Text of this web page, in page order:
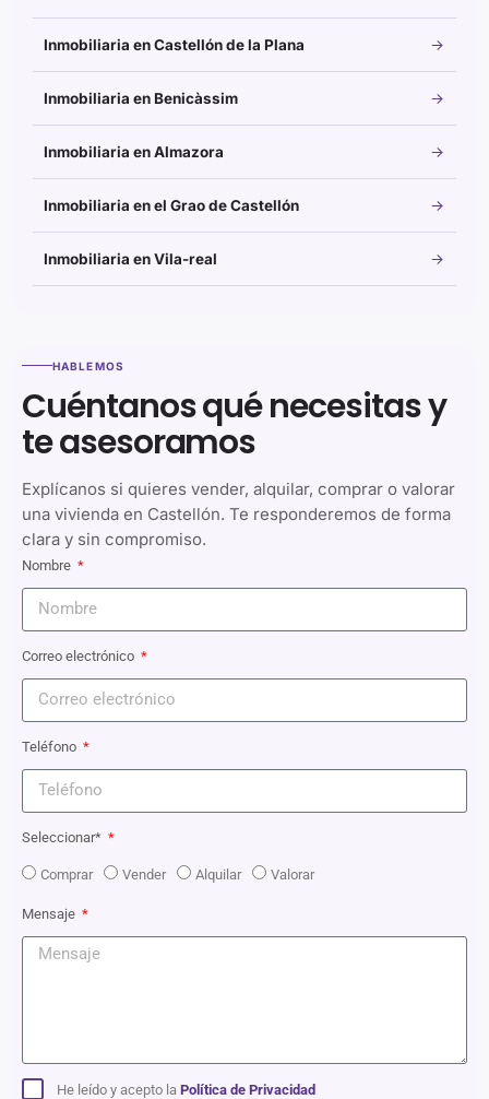
Inmobiliaria en Castellón de la Plana
Inmobiliaria en Benicàssim
Inmobiliaria en Almazora
Inmobiliaria en el Grao de Castellón
Inmobiliaria en Vila-real
HABLEMOS
Cuéntanos qué necesitas y
te asesoramos
Explícanos si quieres vender, alquilar, comprar o valorar
una vivienda en Castellón. Te responderemos de forma
clara y sin compromiso.
Nombre
Correo electrónico
Teléfono
Seleccionar*
Comprar Vender Alquilar Valorar
Mensaje
He leído y acepto la Política de Privacidad